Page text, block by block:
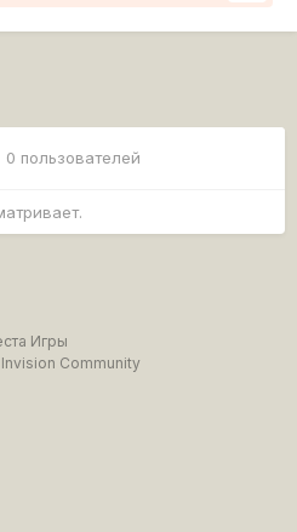
0 пользователей
Игры
Community